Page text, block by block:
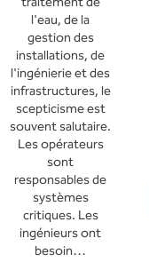
l'eau, de la
gestion des
installations, de
l'ingénierie et des
infrastructures, le
scepticisme est
souvent salutaire.
Les opérateurs
sont
responsables de
systèmes
critiques. Les
ingénieurs ont
besoin…